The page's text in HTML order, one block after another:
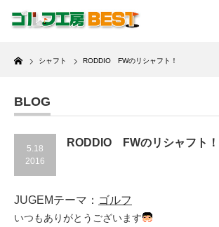
Home
シャフト RODDIO FWのリシャフト！
BLOG
5.18
2016
RODDIO FWのリシャフト！
JUGEMテーマ： ゴルフ
いつもありがとうございます